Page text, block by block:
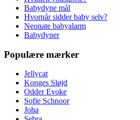
Babydyne mål
Hvornår sidder baby selv?
Neonate babyalarm
Babydyner
Populære mærker
Jellycat
Konges Sløjd
Odder Evoke
Sofie Schnoor
Joha